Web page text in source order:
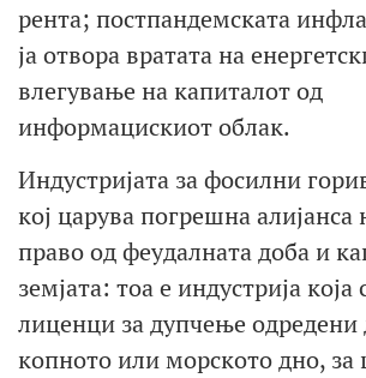
рента; постпандемската
ја отвора вратата на
влегување на капиталот од
информацискиот облак.
Индустријата за фосилни
кој царува погрешна алијанса
право од феудалната доба и
земјата: тоа е индустрија
лиценци за дупчење одредени
копното или морското дно, за